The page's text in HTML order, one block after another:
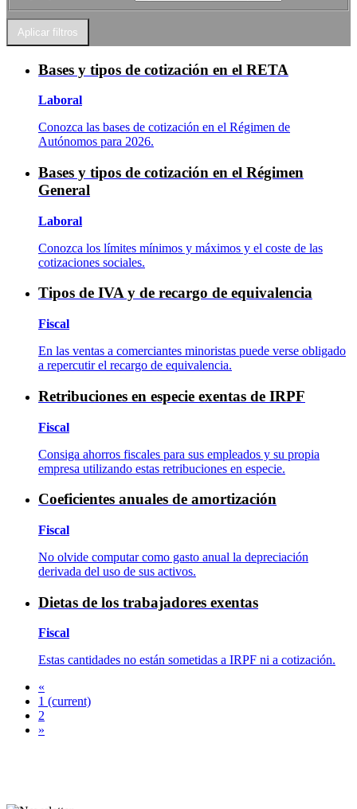
Bases y tipos de cotización en el RETA
Laboral
Conozca las bases de cotización en el Régimen de
Autónomos para 2026.
Bases y tipos de cotización en el Régimen
General
Laboral
Conozca los límites mínimos y máximos y el coste de las
cotizaciones sociales.
Tipos de IVA y de recargo de equivalencia
Fiscal
En las ventas a comerciantes minoristas puede verse obligado
a repercutir el recargo de equivalencia.
Retribuciones en especie exentas de IRPF
Fiscal
Consiga ahorros fiscales para sus empleados y su propia
empresa utilizando estas retribuciones en especie.
Coeficientes anuales de amortización
Fiscal
No olvide computar como gasto anual la depreciación
derivada del uso de sus activos.
Dietas de los trabajadores exentas
Fiscal
Estas cantidades no están sometidas a IRPF ni a cotización.
«
1 (current)
2
»